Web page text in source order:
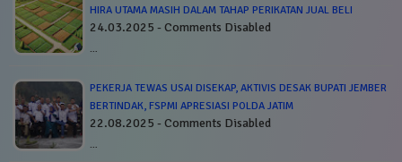
HIRA UTAMA MASIH DALAM TAHAP PERIKATAN JUAL BELI
24.03.2025 - Comments Disabled
…
PEKERJA TEWAS USAI DISEKAP, AKTIVIS DESAK BUPATI JEMBER
BERTINDAK, FSPMI APRESIASI POLDA JATIM
22.08.2025 - Comments Disabled
…